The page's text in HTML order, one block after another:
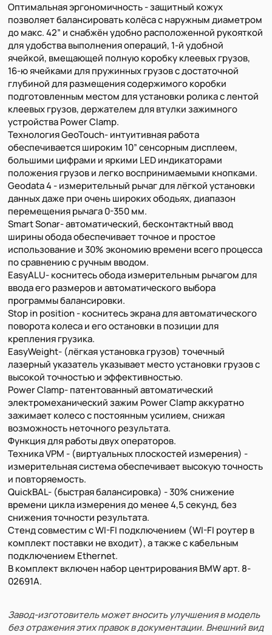
Оптимальная эргономичность - защитный кожух
позволяет балансировать колёса с наружным диаметром
до макс. 42” и снабжён удобно расположенной рукояткой
для удобства выполнения операций, 1-й удобной
ячейкой, вмещающей полную коробку клеевых грузов,
16-ю ячейками для пружинных грузов с достаточной
глубиной для размещения содержимого коробки
подготовленным местом для установки ролика с лентой
клеевых грузов, держателем для втулки зажимного
устройства Power Clamp.
Технология GeoTouch- интуитивная работа
обеспечивается широким 10” сенсорным дисплеем,
большими цифрами и яркими LED индикаторами
положения грузов и легко воспринимаемыми кнопками.
Geodata 4 - измерительный рычаг для лёгкой установки
данных даже при очень широких ободьях, диапазон
перемещения рычага 0-350 мм.
Smart Sonar- автоматический, бесконтактный ввод
ширины обода обеспечивает точное и простое
использование и 30% экономию времени всего процесса
по сравнению с ручным вводом.
EasyALU- коснитесь обода измерительным рычагом для
ввода его размеров и автоматического выбора
программы балансировки.
Stop in position - коснитесь экрана для автоматического
поворота колеса и его остановки в позиции для
крепления грузика.
EasyWeight- (лёгкая установка грузов) точечный
лазерный указатель указывает место установки грузов с
высокой точностью и эффективностью.
Power Clamp- патентованный автоматический
электромеханический зажим Power Clamp аккуратно
зажимает колесо с постоянным усилием, снижая
возможность неточного результата.
Функция для работы двух операторов.
Техника VPM - (виртуальных плоскостей измерения) -
измерительная система обеспечивает высокую точность
и повторяемость.
QuickBAL- (быстрая балансировка) - 30% снижение
времени цикла измерения до менее 4,5 секунд, без
снижения точности результата.
Стенд совместим с WI-FI подключением (WI-FI роутер в
комплект поставки не входит), а также с кабельным
подключением Ethernet.
В комплект включен набор центрирования BMW арт. 8-
02691A.
Завод-изготовитель может вносить улучшения в модель
без отражения этих правок в документации. Внешний вид